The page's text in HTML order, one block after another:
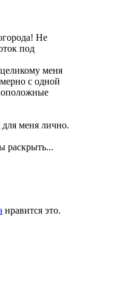
Не
под
меня
с одной
меня лично.
раскрыть...
нравится это.